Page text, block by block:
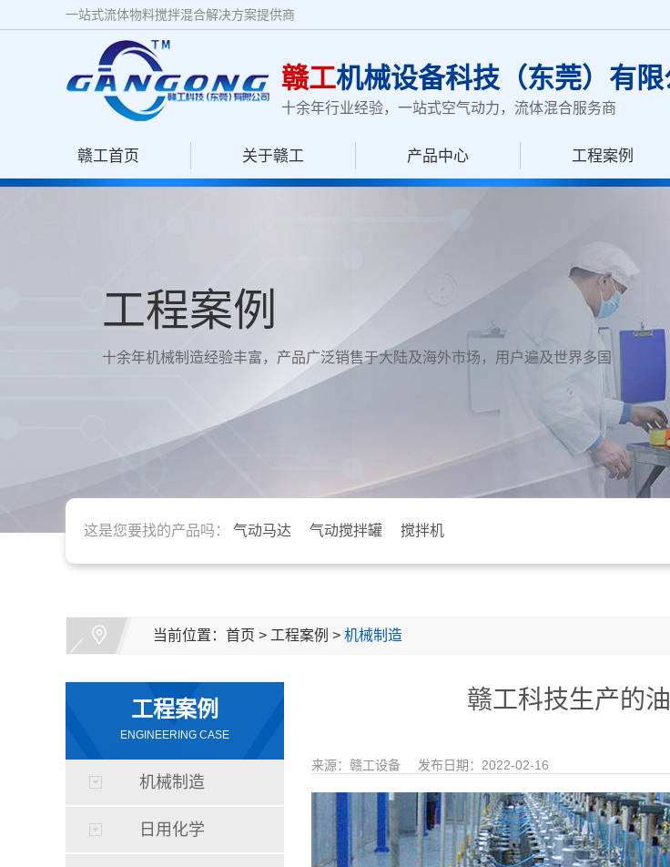
一站式流体物料搅拌混合解决方案提供商
赣工机械设备科技（东莞）有限
十余年行业经验，一站式空气动力，流体混合服务商
赣工首页 关于赣工 产品中心 工程案例
工程案例
十余年机械制造经验丰富，产品广泛销售于大陆及海外市场，用户遍及世界多国
这是您要找的产品吗： 气动马达 气动搅拌罐 搅拌机
当前位置： 首页 > 工程案例 > 机械制造
赣工科技生产的
来源：赣工设备 发布日期：2022-02-16
工程案例
ENGINEERING CASE
机械制造
日用化学